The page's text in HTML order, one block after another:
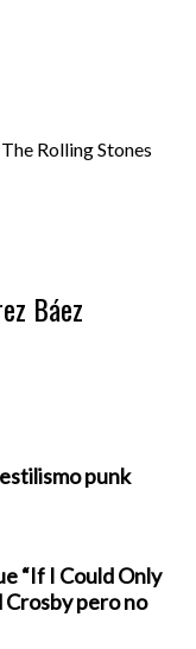
The Rolling Stones
Báez
punk
“If I Could Only
Crosby pero no